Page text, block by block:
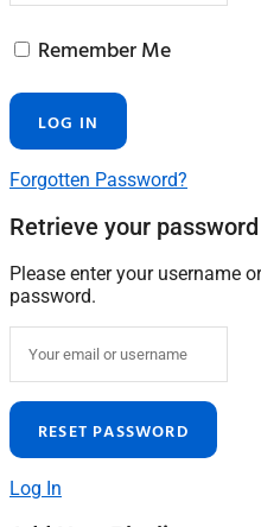
Remember Me
Forgotten Password?
Retrieve your password
Please enter your username
password.
Log In